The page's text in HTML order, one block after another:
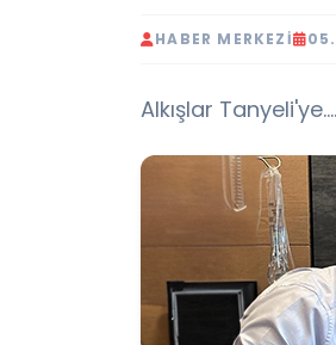
HABER MERKEZI
Alkışlar Tanyeli'ye....